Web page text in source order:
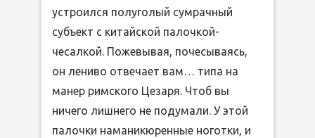
устроился полуголый сумрачный
субъект с китайской палочкой-
чесалкой. Пожевывая, почесываясь,
он лениво отвечает вам… типа на
манер римского Цезаря. Чтоб вы
ничего лишнего не подумали. У этой
палочки наманикюренные ноготки, и